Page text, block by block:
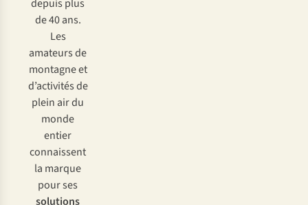
depuis plus
de 40 ans.
Les
amateurs de
montagne et
d’activités de
plein air du
monde
entier
connaissent
la marque
pour ses
solutions